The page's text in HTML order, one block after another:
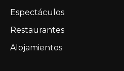
Espectáculos
Restaurantes
Alojamientos